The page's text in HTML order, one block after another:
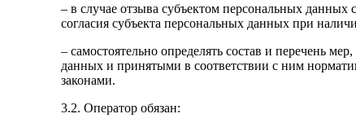
– в случае отзыва субъектом персональных
согласия субъекта персональных данных при
– самостоятельно определять состав и перечень
данных и принятыми в соответствии с ним
законами.
3.2. Оператор обязан: